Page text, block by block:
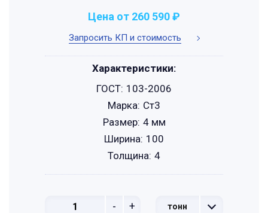
Запросить КП и стоимость
Цена от 260 590 ₽
- + тонн
Характеристики:
ГОСТ: 103-2006
Марка: Ст3
Размер: 4 мм
Ширина: 100
Толщина: 4